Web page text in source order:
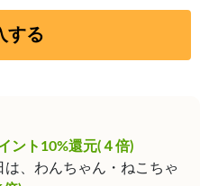
する
ント10%還元(４倍)
、わんちゃん・ねこちゃ